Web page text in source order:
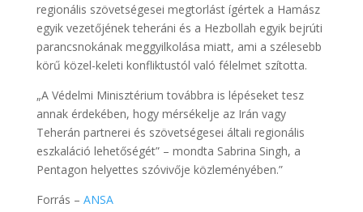
regionális szövetségesei megtorlást ígértek a Hamász
egyik vezetőjének teheráni és a Hezbollah egyik bejrúti
parancsnokának meggyilkolása miatt, ami a szélesebb
körű közel-keleti konfliktustól való félelmet szította.
„A Védelmi Minisztérium továbbra is lépéseket tesz
annak érdekében, hogy mérsékelje az Irán vagy
Teherán partnerei és szövetségesei általi regionális
eszkaláció lehetőségét” – mondta Sabrina Singh, a
Pentagon helyettes szóvivője közleményében.”
Forrás – ANSA